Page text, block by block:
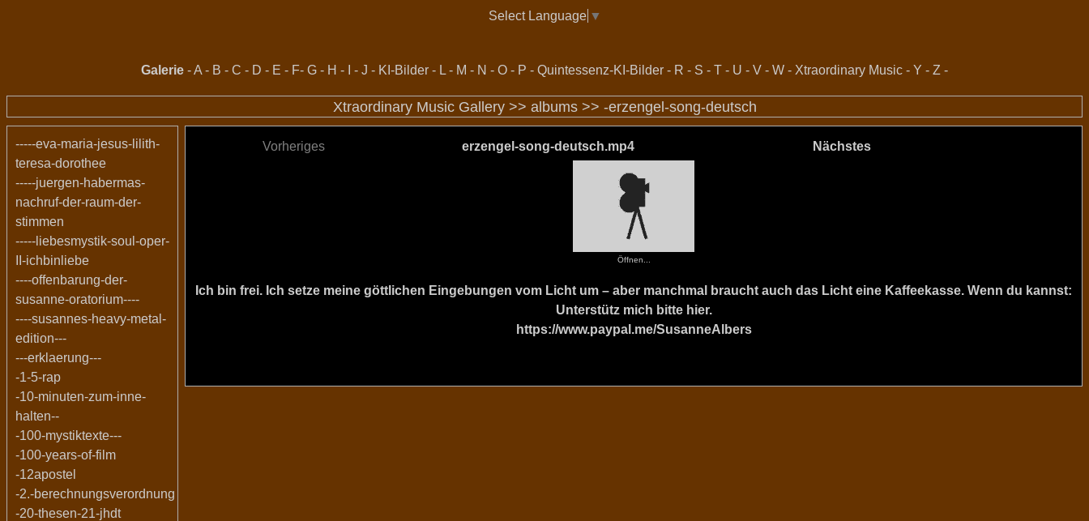
Select Language ▼
Galerie -A - B - C - D - E - F- G - H - - J - KI-Bilder - L - M - N - O - P - Quintessenz-KI-Bilder - R - S - T - U - V - W - Xtraordinary Music - Y - Z -
Xtraordinary Music Gallery >> albums>> -erzengel-song-deutsch
-----eva-maria-jesus-lilith-
teresa-dorothee
-----juergen-habermas-
nachruf-der-raum-der-
stimmen
-----liebesmystik-soul-oper-
II-ichbinliebe
----offenbarung-der-
susanne-oratorium----
----susannes-heavy-metal-
edition---
---erklaerung---
-1-5-rap
-10-minuten-zum-inne-
halten--
-100-mystiktexte---
-100-years-of-film
-12apostel
-2.-berechnungsverordnung
-20-thesen-21-jhdt
Vorheriges erzengel-song-deutsch.mp4 Nächstes
Öffnen...
Ich bin frei. Ich setze meine göttlichen Eingebungen vom Licht um – aber manchmal braucht auch das Licht eine Kaffeekasse. Wenn du kannst:
Unterstütz mich bitte hier.
https://www.paypal.me/SusanneAlbers